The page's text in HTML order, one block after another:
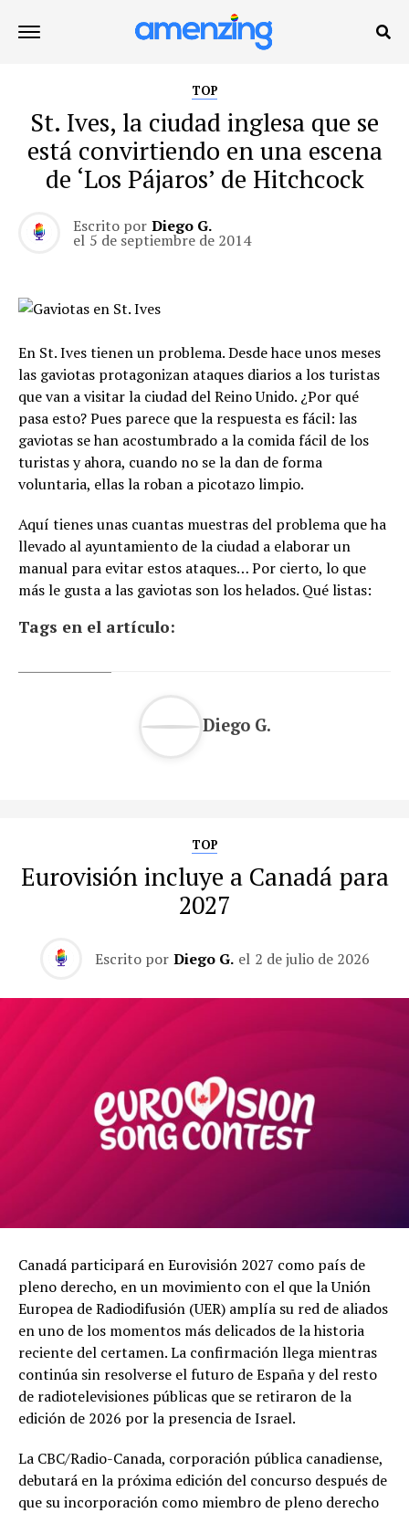
TOP
St. Ives, la ciudad inglesa que se
está convirtiendo en una escena
de ‘Los Pájaros’ de Hitchcock
Escrito por Diego G.
el 5 de septiembre de 2014
En St. Ives tienen un problema. Desde hace unos meses
las gaviotas protagonizan ataques diarios a los turistas
que van a visitar la ciudad del Reino Unido. ¿Por qué
pasa esto? Pues parece que la respuesta es fácil: las
gaviotas se han acostumbrado a la comida fácil de los
turistas y ahora, cuando no se la dan de forma
voluntaria, ellas la roban a picotazo limpio.
Aquí tienes unas cuantas muestras del problema que ha
llevado al ayuntamiento de la ciudad a elaborar un
manual para evitar estos ataques… Por cierto, lo que
más le gusta a las gaviotas son los helados. Qué listas:
Tags en el artículo:
Diego G.
TOP
Eurovisión incluye a Canadá para
2027
Escrito por Diego G. el 2 de julio de 2026
Canadá participará en Eurovisión 2027 como país de
pleno derecho, en un movimiento con el que la Unión
Europea de Radiodifusión (UER) amplía su red de aliados
en uno de los momentos más delicados de la historia
reciente del certamen. La confirmación llega mientras
continúa sin resolverse el futuro de España y del resto
de radiotelevisiones públicas que se retiraron de la
edición de 2026 por la presencia de Israel.
La CBC/Radio-Canada, corporación pública canadiense,
debutará en la próxima edición del concurso después de
que su incorporación como miembro de pleno derecho